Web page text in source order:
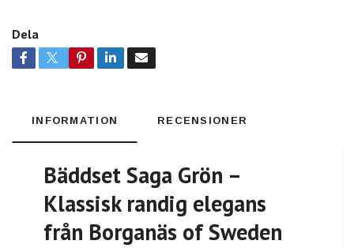
Dela
INFORMATION RECENSIONER
Bäddset Saga Grön –
Klassisk randig elegans
från Borganäs of Sweden